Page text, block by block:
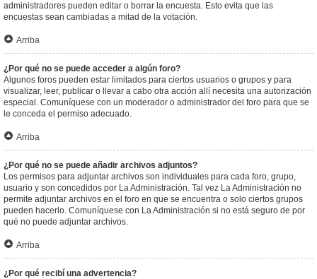
administradores pueden editar o borrar la encuesta. Esto evita que las
encuestas sean cambiadas a mitad de la votación.
Arriba
¿Por qué no se puede acceder a algún foro?
Algunos foros pueden estar limitados para ciertos usuarios o grupos y para
visualizar, leer, publicar o llevar a cabo otra acción allí necesita una autorización
especial. Comuníquese con un moderador o administrador del foro para que se
le conceda el permiso adecuado.
Arriba
¿Por qué no se puede añadir archivos adjuntos?
Los permisos para adjuntar archivos son individuales para cada foro, grupo,
usuario y son concedidos por La Administración. Tal vez La Administración no
permite adjuntar archivos en el foro en que se encuentra o solo ciertos grupos
pueden hacerlo. Comuníquese con La Administración si no está seguro de por
qué no puede adjuntar archivos.
Arriba
¿Por qué recibí una advertencia?